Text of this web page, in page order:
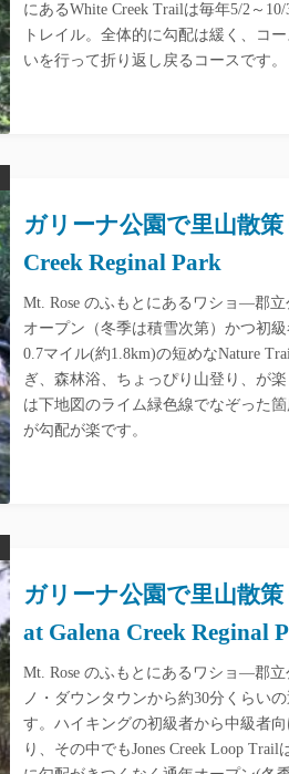
にあるWhite Creek Trailは毎年5/2～
トレイル。全体的に勾配は緩く、コ
いを行って折り返し戻るコースです。
ガリーナ公園で里山散
Creek Reginal Park
Mt. Rose のふもとにあるワショ―郡立
オープン（冬季は積雪次第）かつ初
0.7マイル(約1.8km)の短めなNature
ぎ、森林浴、ちょっぴり山登り、が
は下地図のライム緑色線でなぞった
が勾配が楽です。
ガリーナ公園で里山散
at Galena Creek Reginal
Mt. Rose のふもとにあるワショ―郡立
ノ・ダウンタウンから約30分くらい
す。ハイキングの初級者から中級者
り、その中でもJones Creek Loop